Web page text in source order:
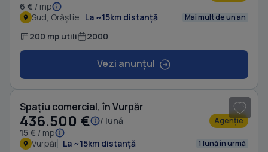
6 € / mp
Sud, Orăștie La ~15km distanță Mai mult de un an
200 mp utili 2000
Vezi anunțul
Spațiu comercial, în Vurpăr
436.500 €
/ lună
15 € / mp
Agenție
Vurpăr La ~15km distanță 1 lună în urmă